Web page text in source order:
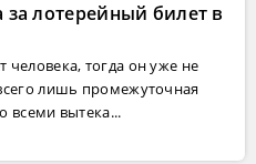
лотерейный билет в
человека, тогда он уже не
лишь промежуточная
всеми вытека...